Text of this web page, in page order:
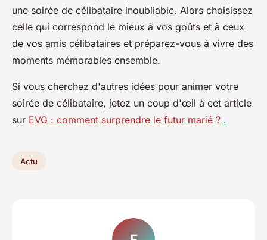
une soirée de célibataire inoubliable. Alors choisissez
celle qui correspond le mieux à vos goûts et à ceux
de vos amis célibataires et préparez-vous à vivre des
moments mémorables ensemble.
Si vous cherchez d'autres idées pour animer votre
soirée de célibataire, jetez un coup d'œil à cet article
sur EVG : comment surprendre le futur marié ? .
Actu